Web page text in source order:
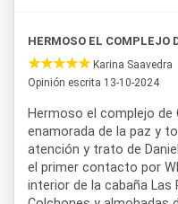
HERMOSO EL COMPLEJO
Karina Saavedra
Opinión escrita 13-10-2024
Hermoso el complejo de
enamorada de la paz y
atención y trato de
el primer contacto por
interior de la cabaña